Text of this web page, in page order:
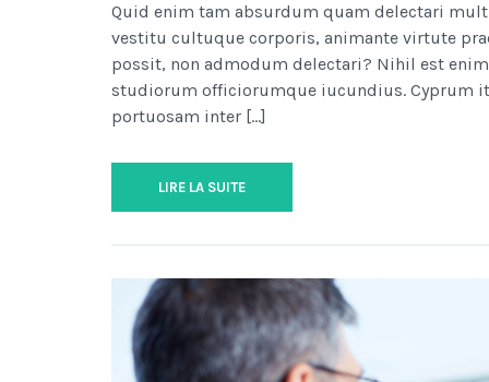
Quid enim tam absurdum quam delectari
vestitu cultuque corporis, animante virtute
possit, non admodum delectari? Nihil est
studiorum officiorumque iucundius. Cyprum
portuosam inter […]
LIRE LA SUITE